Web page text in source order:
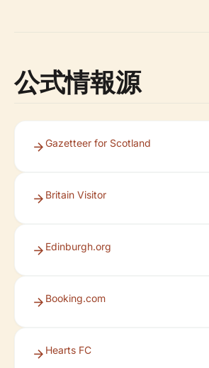
公式情報源
Gazetteer for Scotland
Britain Visitor
Edinburgh.org
Booking.com
Hearts FC